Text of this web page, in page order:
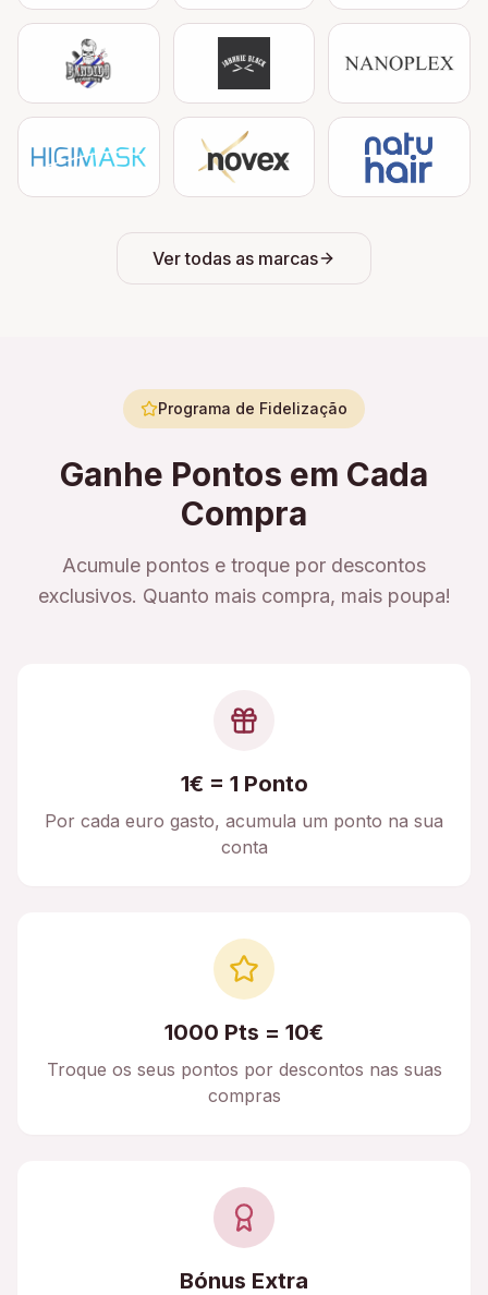
Ver todas as marcas
Programa de Fidelização
Ganhe Pontos em Cada
Compra
Acumule pontos e troque por descontos
exclusivos. Quanto mais compra, mais poupa!
1€ = 1 Ponto
Por cada euro gasto, acumula um ponto na sua
conta
1000 Pts = 10€
Troque os seus pontos por descontos nas suas
compras
Bónus Extra